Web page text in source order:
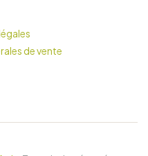
de vente